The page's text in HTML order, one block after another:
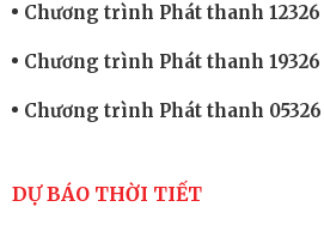
Chương trình Phát thanh 12326
Chương trình Phát thanh 19326
Chương trình Phát thanh 05326
DỰ BÁO THỜI TIẾT